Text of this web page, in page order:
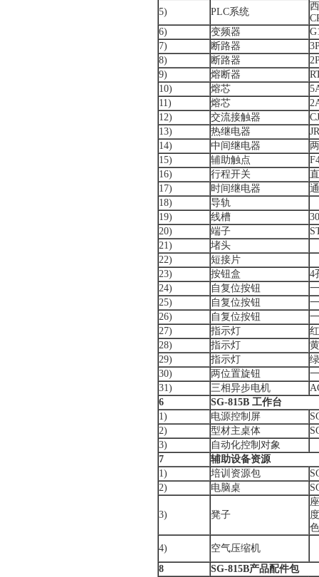
5)
PLC系统
6)
变频器
7)
断路器
8)
断路器
9)
熔断器
10)
熔芯
11)
熔芯
12)
交流接触器
13)
热继电器
14)
中间继电器
15)
辅助触点
16)
行程开关
17)
时间继电器
18)
导轨
19)
线槽
20)
端子
21)
堵头
22)
短接片
23)
按钮盒
4
24)
自复位按钮
25)
自复位按钮
26)
自复位按钮
27)
指示灯
28)
指示灯
29)
指示灯
30)
两位置旋钮
31)
三相异步电机
6
SG-815B 工作台
1)
电源控制屏
2)
型材主桌体
3)
自动化控制对象
7
辅助设备资源
1)
培训资源包
2)
电脑桌
3) 凳子
色
4)
空气压缩机
8
SG-815B产品配件包